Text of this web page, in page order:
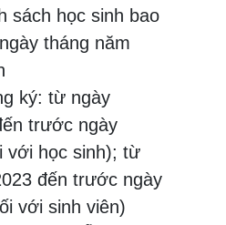
sách học sinh bao
tháng năm
ký: từ ngày
trước ngày
với học sinh); từ
đến trước ngày
với sinh viên)